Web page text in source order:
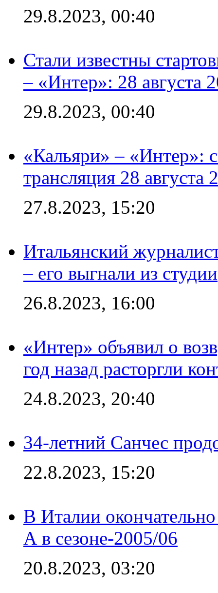
29.8.2023, 00:40
Стали известны
– «Интер»: 28 августа
29.8.2023, 00:40
«Кальяри» – «Интер»:
трансляция 28 августа
27.8.2023, 15:20
Итальянский
– его выгнали из студии
26.8.2023, 16:00
«Интер» объявил о
год назад расторгли
24.8.2023, 20:40
34-летний Санчес
22.8.2023, 15:20
В Италии
А в сезоне-2005/06
20.8.2023, 03:20